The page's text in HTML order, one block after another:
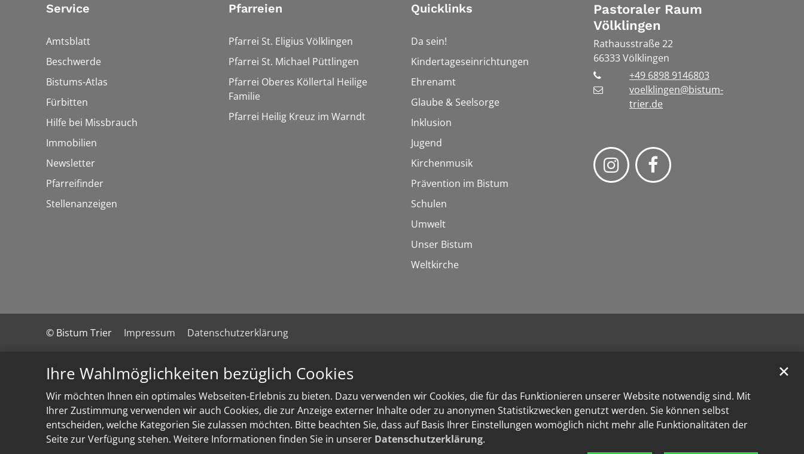
Ihre Wahlmöglichkeiten bezüglich Cookies
Wir möchten Ihnen ein optimales Webseiten-Erlebnis zu bieten. Dazu verwenden wir Cookies, die für das Funktionieren unserer Website notwendig sind. Mit
Ihrer Zustimmung verwenden wir auch Cookies, die zur Anzeige externer Inhalte oder zu anonymen Statistikzwecken genutzt werden. Sie können selbst
entscheiden, welche Kategorien Sie zulassen möchten. Bitte beachten Sie, dass auf Basis Ihrer Einstellungen womöglich nicht mehr alle Funktionalitäten der
Seite zur Verfügung stehen. Weitere Informationen finden Sie in unserer Datenschutzerklärung.
✕
Service
Amtsblatt
Beschwerde
Bistums-Atlas
Fürbitten
Hilfe bei Missbrauch
Immobilien
Newsletter
Pfarreifinder
Stellenanzeigen
Pfarreien
Pfarrei St. Eligius Völklingen
Pfarrei St. Michael Püttlingen
Pfarrei Oberes Köllertal Heilige
Familie
Pfarrei Heilig Kreuz im Warndt
Quicklinks
Da sein!
Kindertageseinrichtungen
Ehrenamt
Glaube & Seelsorge
Inklusion
Jugend
Kirchenmusik
Prävention im Bistum
Schulen
Umwelt
Unser Bistum
Weltkirche
Pastoraler Raum
Völklingen
Rathausstraße 22
66333 Völklingen
+49 6898 9146803
voelklingen@bistum-
trier.de
© Bistum Trier Impressum Datenschutzerklärung